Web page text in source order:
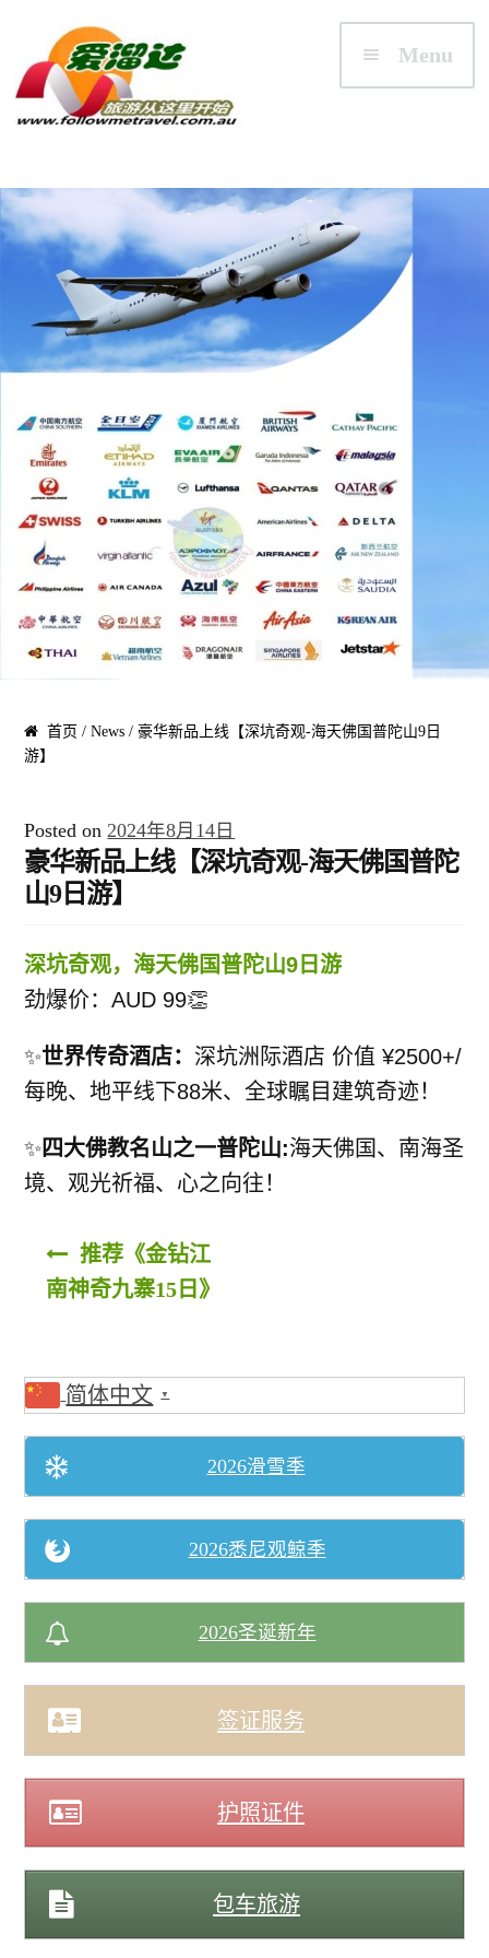
Skip to navigation
Skip to content
Menu
首页
澳大利亚
悉尼/新州 NSW
墨尔本/维州 VIC
黄金海岸/布里斯班
凯恩斯/大堡礁
乌鲁鲁/达尔文 NT
堪培拉 ACT
环球
亞洲
美州/美加
新西兰
景点
邮轮
中国
跟團遊(中國）
首页 / News/ 豪华新品上线【深坑奇观-海天佛国普陀山9日
游】
Posted on2024年8月14日
豪华新品上线【深坑奇观-海天佛国普陀
山9日游】
深坑奇观，海天佛国普陀山9日游
劲爆价：AUD 99👏
✨世界传奇酒店： 深坑洲际酒店 价值 ¥2500+/
每晚、地平线下88米、全球瞩目建筑奇迹！
✨四大佛教名山之一普陀山:海天佛国、南海圣
境、 观光祈福、心之向往！
文章导航
推荐《金钻江
南神奇九寨15日》
简体中文 ▼
2026滑雪季
2026悉尼观鲸季
2026圣诞新年
签证服务
护照证件
包车旅游